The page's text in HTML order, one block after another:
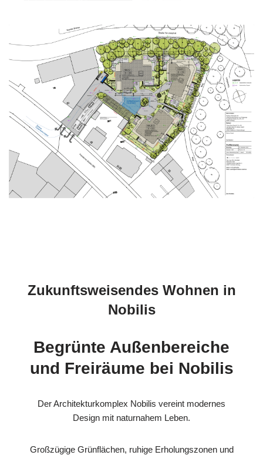
Zukunftsweisendes Wohnen in
Nobilis
Begrünte Außenbereiche
und Freiräume bei Nobilis
Der Architekturkomplex Nobilis vereint modernes
Design mit naturnahem Leben.
Großzügige Grünflächen, ruhige Erholungszonen und